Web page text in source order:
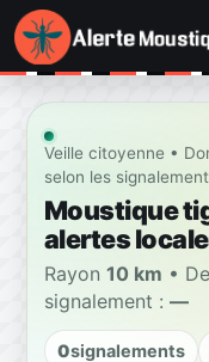
Veille citoyenne •
selon les
Moustique
alertes
Rayon 10 km •
signalement : —
0signalements